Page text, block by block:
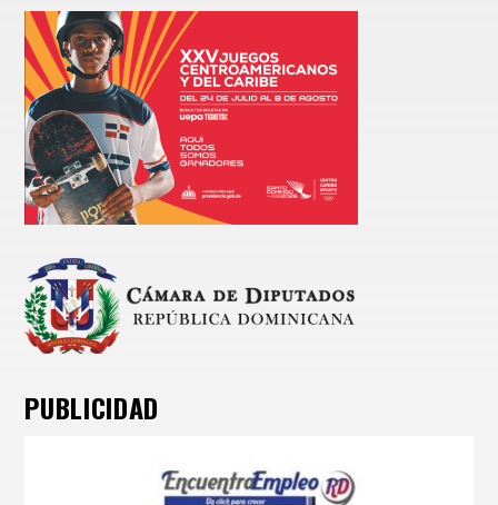
PUBLICIDAD